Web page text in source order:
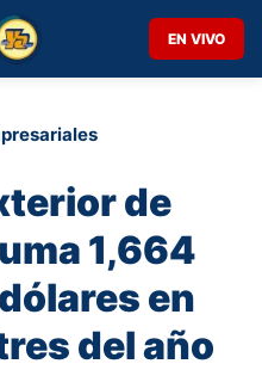
EN VIVO
de
1,664
en
del año